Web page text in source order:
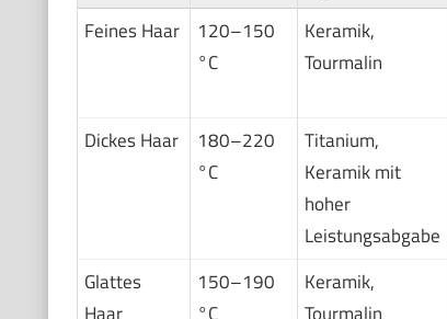
Feines Haar
120–150
°C
Keramik,
Tourmalin
Dickes Haar
180–220
°C
Titanium,
Keramik mit
hoher
Leistungsabgabe
Glattes
Haar
150–190
°C
Keramik,
Tourmalin